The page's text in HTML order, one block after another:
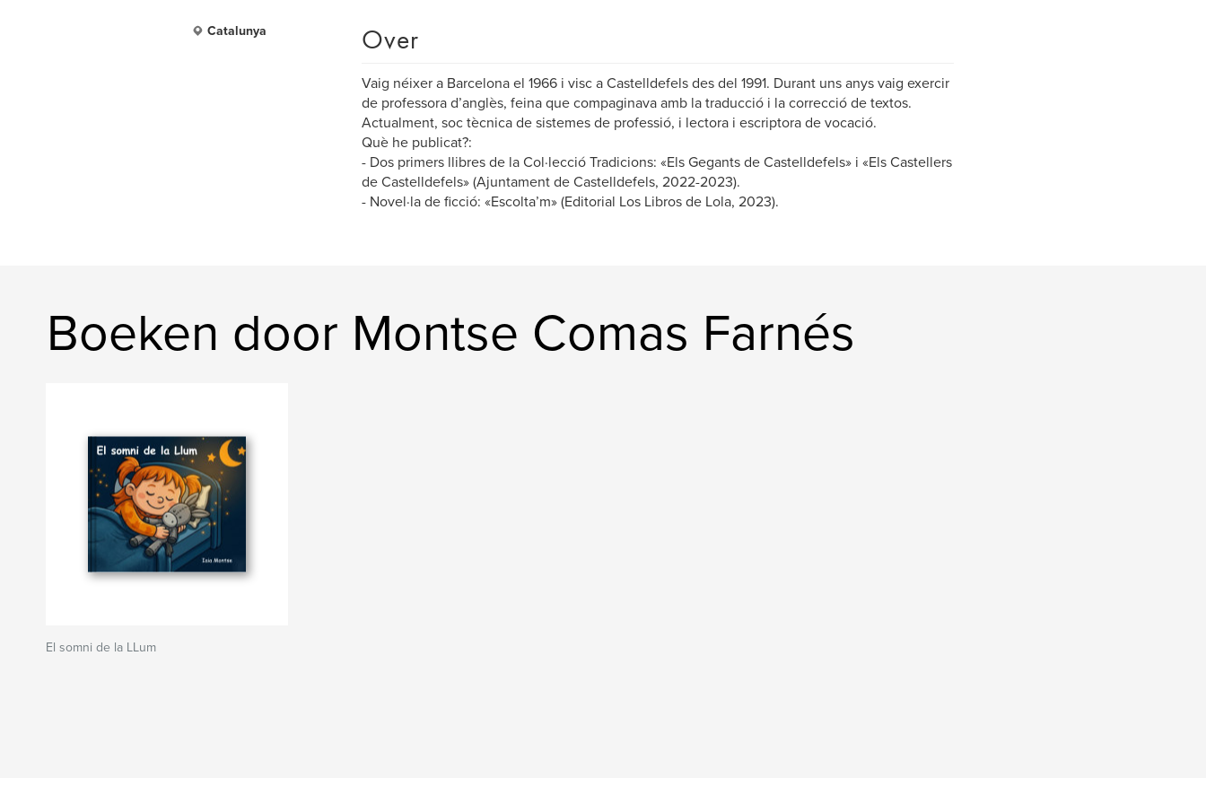
Catalunya Over
Vaig néixer a Barcelona el 1966 i visc a Castelldefels des del 1991. Durant uns anys vaig exercir
de professora d’anglès, feina que compaginava amb la traducció i la correcció de textos.
Actualment, soc tècnica de sistemes de professió, i lectora i escriptora de vocació.
Què he publicat?:
- Dos primers llibres de la Col·lecció Tradicions: «Els Gegants de Castelldefels» i «Els Castellers
de Castelldefels» (Ajuntament de Castelldefels, 2022-2023).
- Novel·la de ficció: «Escolta’m» (Editorial Los Libros de Lola, 2023).
Boeken door Montse Comas Farnés
El somni de la LLum